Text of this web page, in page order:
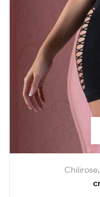
Chilirose,